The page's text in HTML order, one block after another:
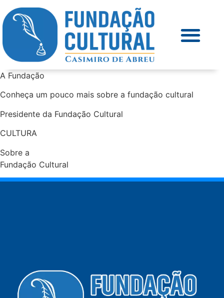
A Fundação
Conheça um pouco mais sobre a fundação cultural
Presidente da Fundação Cultural
CULTURA
Sobre a
Fundação Cultural